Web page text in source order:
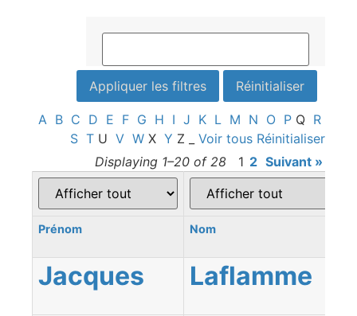
A B C D E F G H I J K L M N O P Q R
S T U V W X Y Z Voir tous Réinitialiser
Displaying 1–20 of 28
1 2 Suivant »
Prénom Nom
Jacques
Laflamme